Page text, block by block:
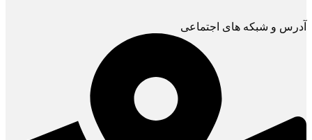
آدرس و شبکه های اجتماعی